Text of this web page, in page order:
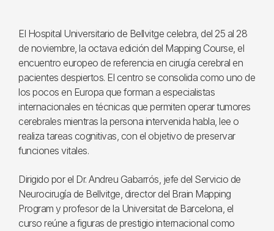
El Hospital Universitario de Bellvitge celebra, del 25 al 28
de noviembre, la octava edición del Mapping Course, el
encuentro europeo de referencia en cirugía cerebral en
pacientes despiertos. El centro se consolida como uno de
los pocos en Europa que forman a especialistas
internacionales en técnicas que permiten operar tumores
cerebrales mientras la persona intervenida habla, lee o
realiza tareas cognitivas, con el objetivo de preservar
funciones vitales.
Dirigido por el Dr. Andreu Gabarrós, jefe del Servicio de
Neurocirugía de Bellvitge, director del Brain Mapping
Program y profesor de la Universitat de Barcelona, el
curso reúne a figuras de prestigio internacional como